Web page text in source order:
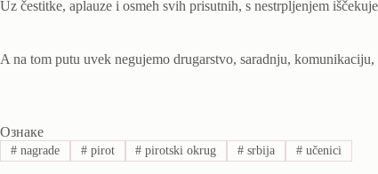
Uz čestitke, aplauze i osmeh svih prisutnih, s nestrpljenjem
A na tom putu uvek negujemo drugarstvo, saradnju,
Ознаке
#nagrade #pirot # pirotski okrug # srbija # učenici